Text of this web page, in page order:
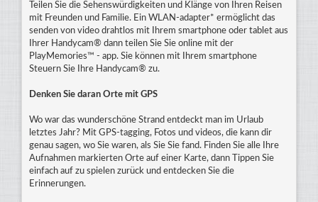
Teilen Sie die Sehenswürdigkeiten und Klänge von Ihren Reisen
mit Freunden und Familie. Ein WLAN-adapter* ermöglicht das
senden von video drahtlos mit Ihrem smartphone oder tablet aus
Ihrer Handycam® dann teilen Sie Sie online mit der
PlayMemories™ - app. Sie können mit Ihrem smartphone
Steuern Sie Ihre Handycam® zu.
Denken Sie daran Orte mit GPS
Wo war das wunderschöne Strand entdeckt man im Urlaub
letztes Jahr? Mit GPS-tagging, Fotos und videos, die kann dir
genau sagen, wo Sie waren, als Sie Sie fand. Finden Sie alle Ihre
Aufnahmen markierten Orte auf einer Karte, dann Tippen Sie
einfach auf zu spielen zurück und entdecken Sie die
Erinnerungen.